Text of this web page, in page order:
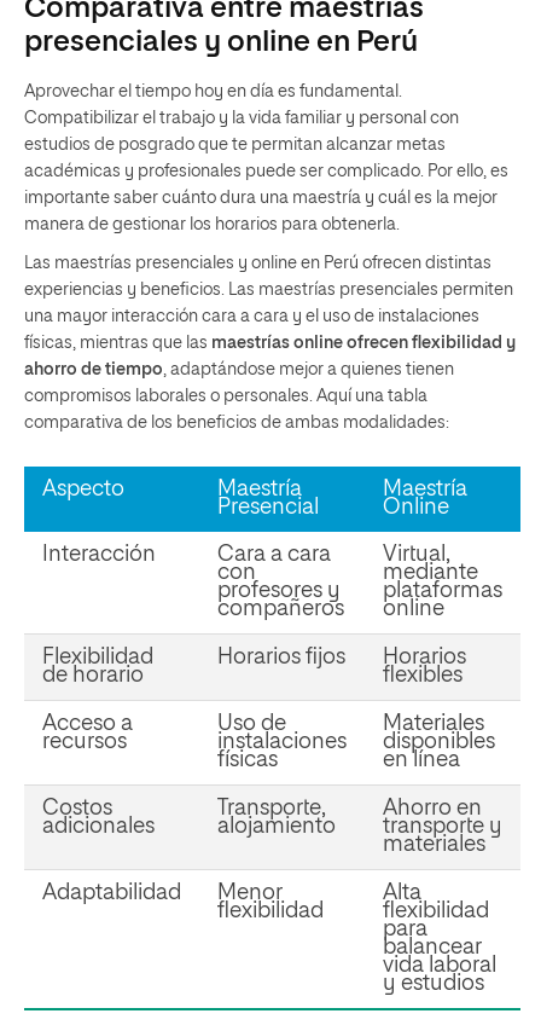
Comparativa entre maestrías
presenciales y online en Perú
Aprovechar el tiempo hoy en día es fundamental.
Compatibilizar el trabajo y la vida familiar y personal con
estudios de posgrado que te permitan alcanzar metas
académicas y profesionales puede ser complicado. Por ello, es
importante saber cuánto dura una maestría y cuál es la mejor
manera de gestionar los horarios para obtenerla.
Las maestrías presenciales y online en Perú ofrecen distintas
experiencias y beneficios. Las maestrías presenciales permiten
una mayor interacción cara a cara y el uso de instalaciones
físicas, mientras que las maestrías online ofrecen flexibilidad y
ahorro de tiempo, adaptándose mejor a quienes tienen
compromisos laborales o personales. Aquí una tabla
comparativa de los beneficios de ambas modalidades:
Aspecto
Maestría
Presencial
Maestría
Online
Interacción
Cara a cara
con
profesores y
compañeros
Virtual,
mediante
plataformas
online
Flexibilidad
de horario
Horarios fijos
Horarios
flexibles
Acceso a
recursos
Uso de
instalaciones
físicas
Materiales
disponibles
en línea
Costos
adicionales
Transporte,
alojamiento
Ahorro en
transporte y
materiales
Adaptabilidad
Menor
flexibilidad
Alta
flexibilidad
para
balancear
vida laboral
y estudios